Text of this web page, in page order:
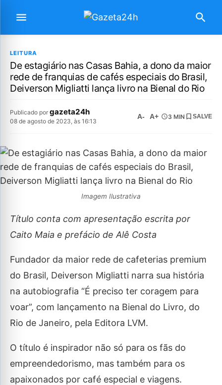
LEITURA
De estagiário nas Casas Bahia, a dono da maior
rede de franquias de cafés especiais do Brasil,
Deiverson Migliatti lança livro na Bienal do Rio
Publicado por gazeta24h
08 de agosto de 2023, às 16:13
A- A+ 3 MIN SALVE
Imagem Ilustrativa
Título conta com apresentação escrita por
Caito Maia e prefácio de Alê Costa
Fundador da maior rede de cafeterias premium
do Brasil, Deiverson Migliatti narra sua história
na autobiografia “É preciso ter coragem para
voar”, com lançamento na Bienal do Livro, do
Rio de Janeiro, pela Editora LVM.
O título é inspirador não só para os fãs do
empreendedorismo, mas também para os
apaixonados por café especial e viagens.